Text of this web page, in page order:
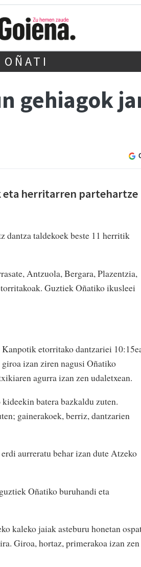
OÑATI
gehiagok
eta herritarren partehartze
dantza taldekoek beste 11 herritik
Antzuola, Bergara, Plazentzia,
Guztiek Oñatiko ikusleei
etorritako dantzariei
izan ziren nagusi Oñatiko
agurra izan zen udaletxean.
batera bazkaldu zuten.
gainerakoek, berriz, dantzarien
aurreratu behar izan dute Atzeko
Oñatiko buruhandi eta
kaleko jaiak asteburu honetan
Giroa, hortaz, primerakoa izan zen